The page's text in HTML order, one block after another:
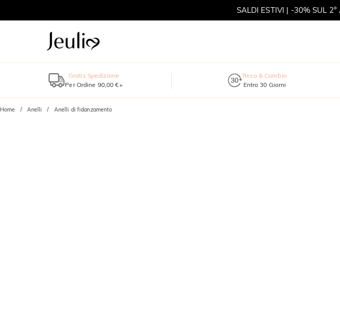
SALDI ESTIVI | -30% SUL 2°
Gratis Spedizione
Per Ordine 90,00 €+
Reso & Cambio
Entro 30 Giorni
Home Anelli Anelli di fidanzamento